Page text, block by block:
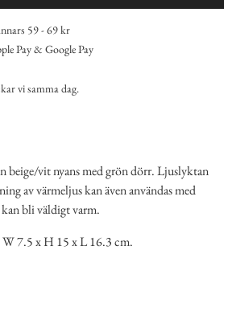
59 - 69 kr
Pay & Google Pay
vi samma dag.
beige/vit nyans med grön dörr. Ljuslyktan
av värmeljus kan även användas med
bli väldigt varm.
7.5 x H 15 x L 16.3 cm.